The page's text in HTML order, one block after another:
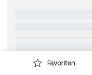
Favoriten